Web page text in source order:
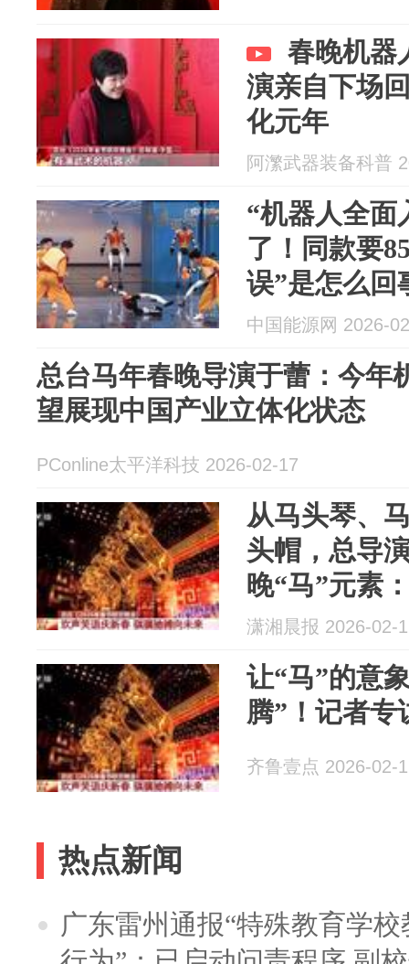
春晚机器
演亲自下场
化元年
阿瀿武器装备科普
“机器人全面
了！同款要
误”是怎么回
中国能源网 2026-
总台马年春晚导演于蕾：今年
望展现中国产业立体化状态
PConline太平洋科技 2026-02-17
从马头琴、
头帽，总导
晚“马”元素
落看到关于
潇湘晨报 2026-02-
让“马”的意
腾”！记者专
齐鲁壹点 2026-02-
热点新闻
广东雷州通报“特殊教育学